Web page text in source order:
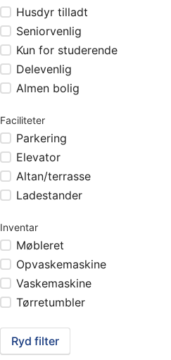
Husdyr tilladt
Seniorvenlig
Kun for studerende
Delevenlig
Almen bolig
Faciliteter
Parkering
Elevator
Altan/terrasse
Ladestander
Inventar
Møbleret
Opvaskemaskine
Vaskemaskine
Tørretumbler
Ryd filter